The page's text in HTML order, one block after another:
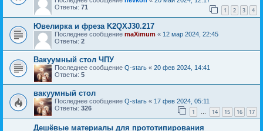
Ответы: 71 1 2 3 4
Ювелирка и фреза K2QXJ30.217
Последнее сообщение maXimum « 12 мар 2024, 22:45
Ответы: 2
Вакуумный стол ЧПУ
Последнее сообщение Q-starь « 20 фев 2024, 14:41
Ответы: 5
вакуумный стол
Последнее сообщение Q-starь « 17 фев 2024, 05:11
Ответы: 326 1 … 14 15 16 17
Дешёвые материалы для прототипирования